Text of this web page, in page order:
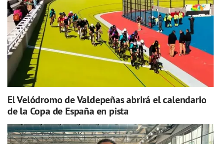
El Velódromo de Valdepeñas abrirá el calendario
de la Copa de España en pista